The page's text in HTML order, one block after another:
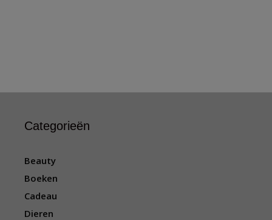
Categorieën
Beauty
Boeken
Cadeau
Dieren